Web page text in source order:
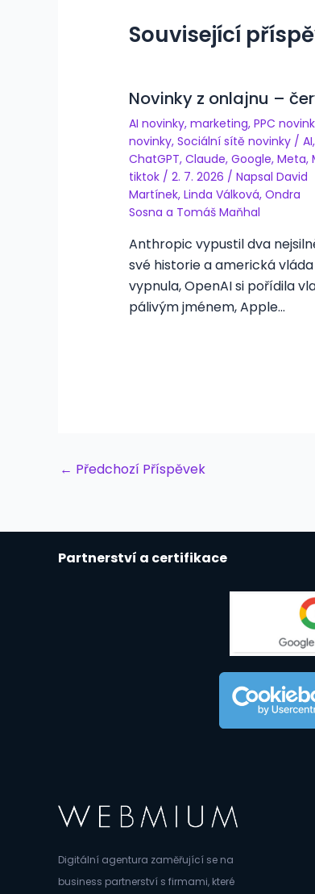
Související
Novinky z onlajnu –
AI novinky, marketing, PPC
novinky, Sociální sítě novinky / AI,
ChatGPT, Claude, Google, Meta,
tiktok / 2. 7. 2026 / Napsal David
Martínek, Linda Válková, Ondra
Sosna a Tomáš Maňhal
Anthropic vypustil dva
své historie a americká
vypnula, OpenAI si pořídila
pálivým jménem, Apple…
Post
← Předchozí Příspěvek
Partnerství a certifikace
Digitální agentura zaměřující se na
business partnerství s firmami, které